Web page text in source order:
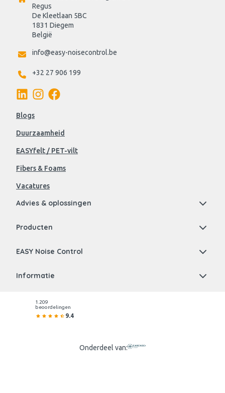
Regus
De Kleetlaan 5BC
1831 Diegem
België
info@easy-noisecontrol.be
+32 27 906 199
Blogs
Duurzaamheid
EASYfelt / PET-vilt
Fibers & Foams
Vacatures
Advies & oplossingen
Producten
EASY Noise Control
Informatie
1.209
beoordelingen
9.4
Onderdeel van: